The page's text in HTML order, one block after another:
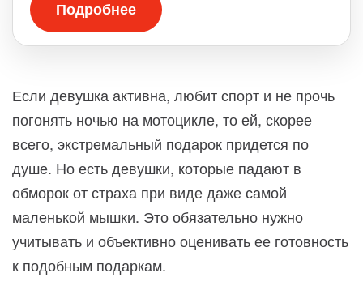
Подробнее
Если девушка активна, любит спорт и не прочь
погонять ночью на мотоцикле, то ей, скорее
всего, экстремальный подарок придется по
душе. Но есть девушки, которые падают в
обморок от страха при виде даже самой
маленькой мышки. Это обязательно нужно
учитывать и объективно оценивать ее готовность
к подобным подаркам.